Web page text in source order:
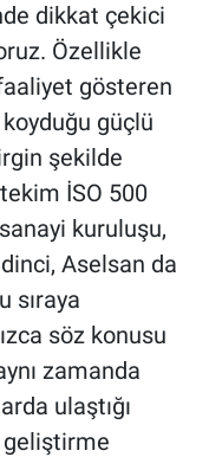
dikkat çekici
Özellikle
gösteren
güçlü
şekilde
İSO 500
kuruluşu,
Aselsan da
sıraya
söz konusu
zamanda
ulaştığı